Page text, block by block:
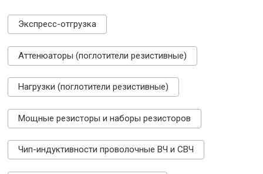
Экспресс-отгрузка
Аттенюаторы (поглотители резистивные)
Нагрузки (поглотители резистивные)
Мощные резисторы и наборы резисторов
Чип-индуктивности проволочные ВЧ и СВЧ